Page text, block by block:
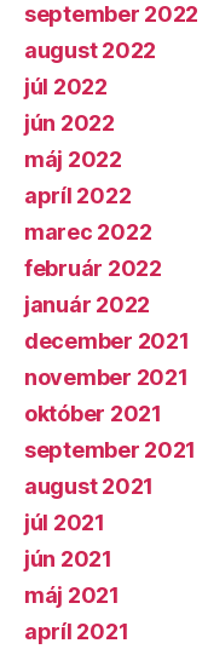
september 2022
august 2022
júl 2022
jún 2022
máj 2022
apríl 2022
marec 2022
február 2022
január 2022
december 2021
november 2021
október 2021
september 2021
august 2021
júl 2021
jún 2021
máj 2021
apríl 2021